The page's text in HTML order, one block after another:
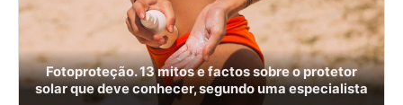
Fotoproteção. 13 mitos e factos sobre o protetor
solar que deve conhecer, segundo uma especialista